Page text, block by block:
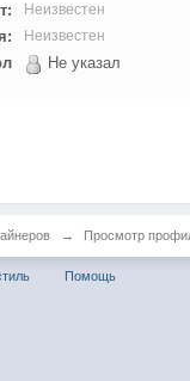
Неизвестен
Неизвестен
Не указал
→ Просмотр
Помощь